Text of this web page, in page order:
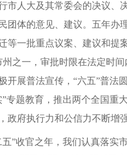
市人大及其常委会的决议
团体的意见、建议。五年办
等一批重点议案、建议和提
之一，审批时限在法定时
开展普法宣传，“六五”普
专题教育，推出两个全国
政府执行力和公信力不断增强
”收官之年，我们认真落实